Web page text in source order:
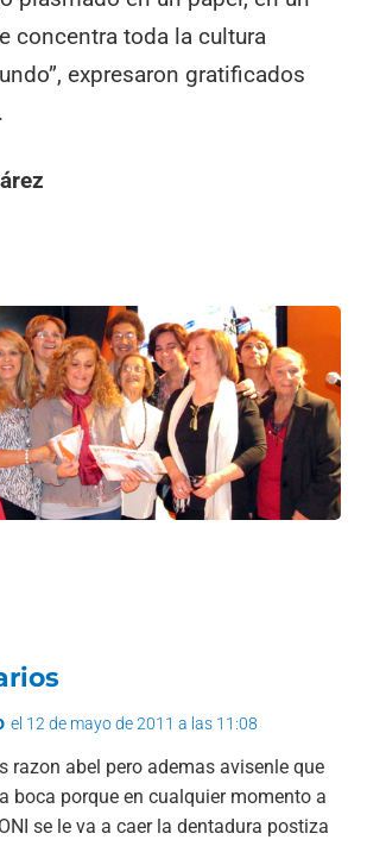
concentra toda la cultura
expresaron gratificados
el 12 de mayo de 2011 a las 11:08
razon abel pero ademas avisenle que
boca porque en cualquier momento a
se le va a caer la dentadura postiza